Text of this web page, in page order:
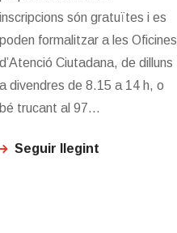
inscripcions són gratuïtes i es
poden formalitzar a les Oficines
d’Atenció Ciutadana, de dilluns
a divendres de 8.15 a 14 h, o
bé trucant al 97...
Seguir llegint